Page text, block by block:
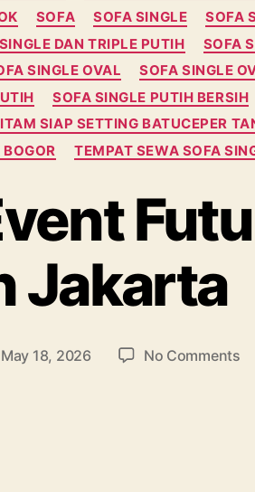
SOFA SOFA SINGLE
SOFA
DAN TRIPLE PUTIH
SOFA
SINGLE OVAL SOFA SINGLE
SOFA SINGLE PUTIH BERSIH
SIAP SETTING BATUCEPER
TEMPAT SEWA SOFA
Jakarta
May 18, 2026 No Commentson